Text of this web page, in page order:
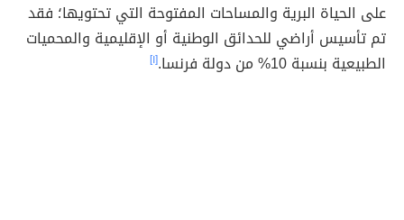
على الحياة البرية والمساحات المفتوحة التي تحتويها؛ فقد
تم تأسيس أراضي للحدائق الوطنية أو الإقليمية والمحميات
الطبيعية بنسبة 10% من دولة فرنسا.
[١]